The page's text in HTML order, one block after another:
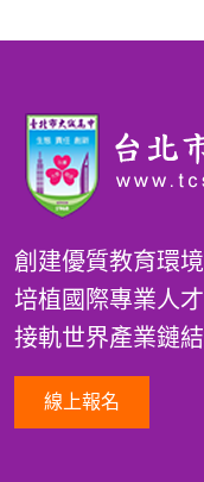
創建優質教育環境
培植國際專業人才
接軌世界產業鏈結
線上報名